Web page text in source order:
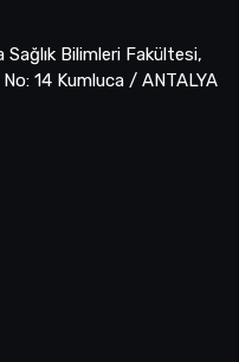
Bilimleri Fakültesi,
14 Kumluca / ANTALYA